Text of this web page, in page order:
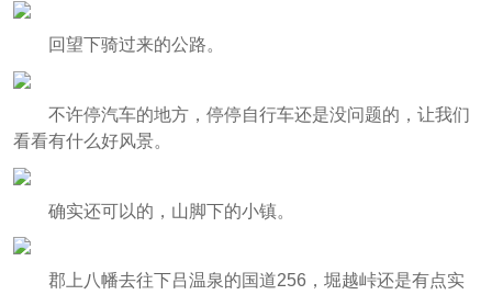
回望下骑过来的公路。
不许停汽车的地方，停停自行车还是没问题的，让我们
看看有什么好风景。
确实还可以的，山脚下的小镇。
郡上八幡去往下吕温泉的国道256，堀越峠还是有点实